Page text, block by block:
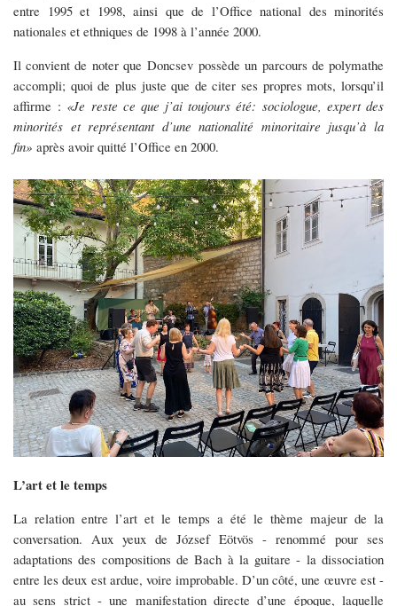
entre 1995 et 1998, ainsi que de l’Office national des minorités
nationales et ethniques de 1998 à l’année 2000.
Il convient de noter que Doncsev possède un parcours de polymathe
accompli; quoi de plus juste que de citer ses propres mots, lorsqu’il
affirme : «Je reste ce que j’ai toujours été: sociologue, expert des
minorités et représentant d’une nationalité minoritaire jusqu’à la
fin» après avoir quitté l’Office en 2000.
L’art et le temps
La relation entre l’art et le temps a été le thème majeur de la
conversation. Aux yeux de József Eötvös - renommé pour ses
adaptations des compositions de Bach à la guitare - la dissociation
entre les deux est ardue, voire improbable. D’un côté, une œuvre est -
au sens strict - une manifestation directe d’une époque, laquelle